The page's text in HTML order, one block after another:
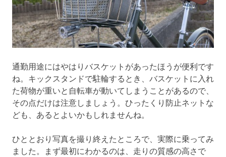
通勤用途にはやはりバスケットがあったほうが便利です
ね。キックスタンドで駐輪するとき、バスケットに入れ
た荷物が重いと自転車が動いてしまうことがあるので、
その点だけは注意しましょう。ひったくり防止ネットな
ども、あるとよいかもしれませんね。
ひととおり写真を撮り終えたところで、実際に乗ってみ
ました。まず最初にわかるのは、走りの質感の高さで